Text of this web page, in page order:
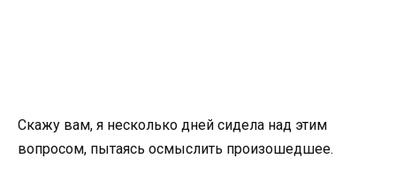
Скажу вам, я несколько дней сидела над этим
вопросом, пытаясь осмыслить произошедшее.